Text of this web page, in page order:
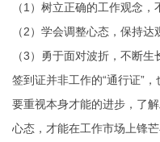
（1）树立正确的工作观念，
（2）学会调整心态，保持达
（3）勇于面对波折，不断生
签到证并非工作的“通行证”
要重视本身才能的进步，了
心态，才能在工作市场上锋